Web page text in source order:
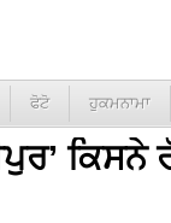
ਫੋਟੋ ਹੁਕਮਨਾਮਾ